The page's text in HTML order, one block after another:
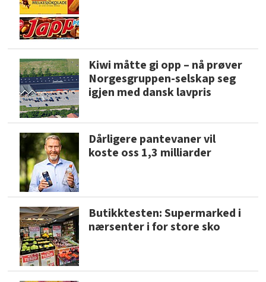
Kiwi måtte gi opp – nå prøver
Norgesgruppen-selskap seg
igjen med dansk lavpris
Dårligere pantevaner vil
koste oss 1,3 milliarder
Butikktesten: Supermarked i
nærsenter i for store sko